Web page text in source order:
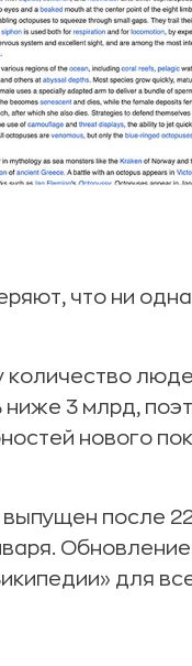
что ни
ниже 3 млрд,
нового
после
для